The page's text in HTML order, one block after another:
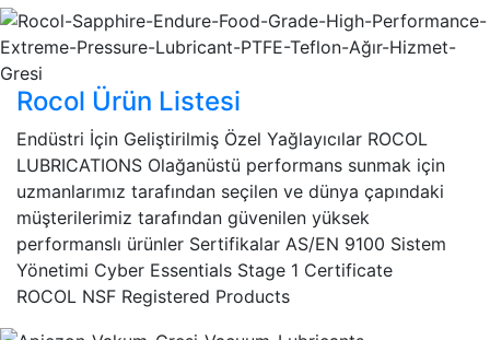
Rocol Ürün Listesi
Endüstri İçin Geliştirilmiş Özel Yağlayıcılar ROCOL
LUBRICATIONS Olağanüstü performans sunmak için
uzmanlarımız tarafından seçilen ve dünya çapındaki
müşterilerimiz tarafından güvenilen yüksek
performanslı ürünler Sertifikalar AS/EN 9100 Sistem
Yönetimi Cyber Essentials Stage 1 Certificate
ROCOL NSF Registered Products